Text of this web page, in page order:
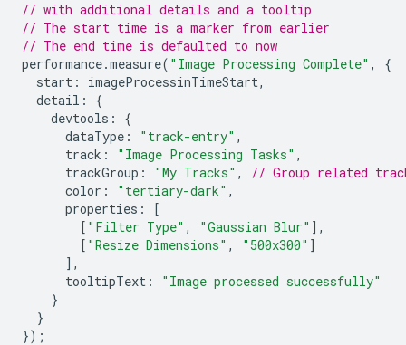
// with additional details and a tooltip
// The start time is a marker from earlier
// The end time is defaulted to now
performance.measure( "Image Processing Complete" ,
{
start : imageProcessinTimeStart,
detail :
{
devtools :
{
dataType : "track-entry" ,
track : "Image Processing Tasks" ,
trackGroup : "My Tracks" ,
// Group related
color : "tertiary-dark" ,
properties :
[
[ "Filter Type" , "Gaussian Blur" ],
[ "Resize Dimensions" , "500x300" ]
],
tooltipText :
"Image processed successfully"
}
}
});